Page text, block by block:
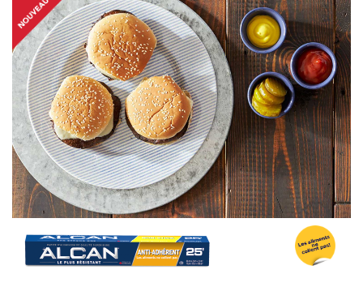
Image